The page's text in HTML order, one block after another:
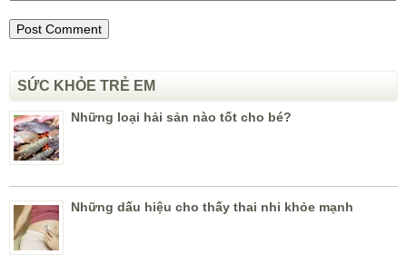
SỨC KHỎE TRẺ EM
Những loại hải sản nào tốt cho bé?
Những dấu hiệu cho thấy thai nhi khỏe mạnh